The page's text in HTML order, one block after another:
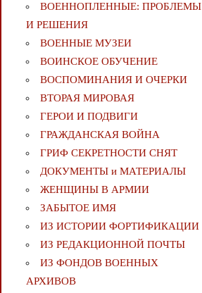
ВОЕННОПЛЕННЫЕ: ПРОБЛЕМЫ
И РЕШЕНИЯ
ВОЕННЫЕ МУЗЕИ
ВОИНСКОЕ ОБУЧЕНИЕ
ВОСПОМИНАНИЯ И ОЧЕРКИ
ВТОРАЯ МИРОВАЯ
ГЕРОИ И ПОДВИГИ
ГРАЖДАНСКАЯ ВОЙНА
ГРИФ СЕКРЕТНОСТИ СНЯТ
ДОКУМЕНТЫ и МАТЕРИАЛЫ
ЖЕНЩИНЫ В АРМИИ
ЗАБЫТОЕ ИМЯ
ИЗ ИСТОРИИ ФОРТИФИКАЦИИ
ИЗ РЕДАКЦИОННОЙ ПОЧТЫ
ИЗ ФОНДОВ ВОЕННЫХ
АРХИВОВ